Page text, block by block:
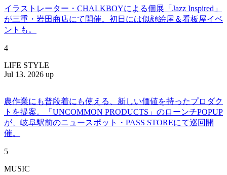
イラストレーター・CHALKBOYによる個展「Jazz Inspired」
が三重・岩田商店にて開催。初日には似顔絵屋＆看板屋イベ
ントも。
4
LIFE STYLE
Jul 13. 2026 up
農作業にも普段着にも使える、新しい価値を持ったプロダク
トを提案。「UNCOMMON PRODUCTS」のローンチPOPUP
が、岐阜駅前のニュースポット・PASS STOREにて巡回開
催。
5
MUSIC